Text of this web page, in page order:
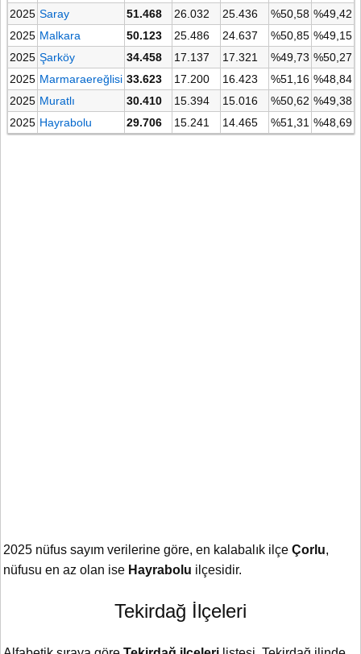
2025 Saray 51.468 26.032 25.436 %50,58 %49,42
2025 Malkara 50.123 25.486 24.637 %50,85 %49,15
2025 Şarköy 34.458 17.137 17.321 %49,73 %50,27
2025 Marmaraereğlisi 33.623 17.200 16.423 %51,16 %48,84
2025 Muratlı 30.410 15.394 15.016 %50,62 %49,38
2025 Hayrabolu 29.706 15.241 14.465 %51,31 %48,69
2025 nüfus sayım verilerine göre, en kalabalık ilçe Çorlu,
nüfusu en az olan ise Hayrabolu ilçesidir.
Tekirdağ İlçeleri